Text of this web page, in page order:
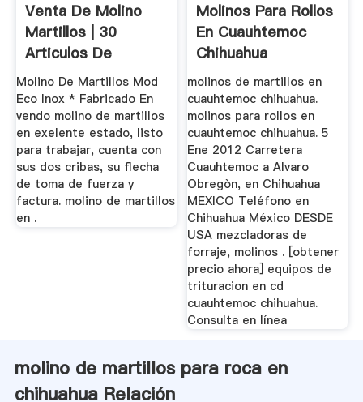
Venta De Molino
Martillos | 30
Articulos De
Segunda Mano
Molino De Martillos Mod
Eco Inox * Fabricado En
vendo molino de martillos
en exelente estado, listo
para trabajar, cuenta con
sus dos cribas, su flecha
de toma de fuerza y
factura. molino de martillos
en .
Molinos Para Rollos
En Cuauhtemoc
Chihuahua
molinos de martillos en
cuauhtemoc chihuahua.
molinos para rollos en
cuauhtemoc chihuahua. 5
Ene 2012 Carretera
Cuauhtemoc a Alvaro
Obregòn, en Chihuahua
MEXICO Teléfono en
Chihuahua México DESDE
USA mezcladoras de
forraje, molinos . [obtener
precio ahora] equipos de
trituracion en cd
cuauhtemoc chihuahua.
Consulta en línea
molino de martillos para roca en
chihuahua Relación